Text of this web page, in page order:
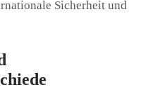
Sicherheit und